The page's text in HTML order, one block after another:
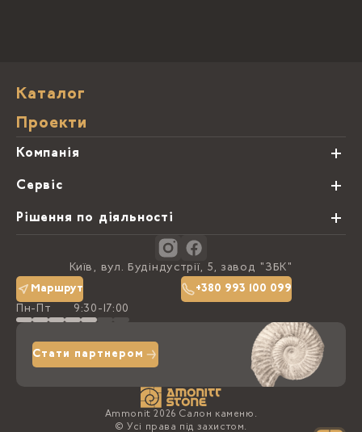
Каталог
Проекти
Компанія
Про нас
Блог
Контакти
Політика конфіденційності
Доставка та оплата
Сервіс
Види обробки каменю
Рішення по діяльності
Київ, вул. Будіндустрії, 5, завод "ЗБК"
Маршрут
+380 993 100 099
Пн-Пт
9:30-17:00
Стати партнером
Ammonit 2026 Салон каменю.
© Усі права під захистом.